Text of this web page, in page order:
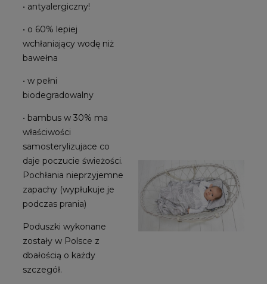
• antyalergiczny!
• o 60% lepiej
wchłaniający wodę niż
bawełna
• w pełni
biodegradowalny
• bambus w 30% ma
właściwości
samosterylizujace co
daje poczucie świeżości.
Pochłania nieprzyjemne
zapachy (wypłukuje je
podczas prania)
Poduszki wykonane
zostały w Polsce z
dbałością o każdy
szczegół.